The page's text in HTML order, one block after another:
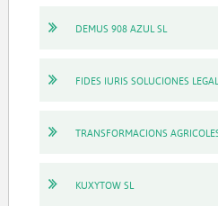
DEMUS 908 AZUL SL
FIDES IURIS SOLUCIONES
TRANSFORMACIONS
KUXYTOW SL